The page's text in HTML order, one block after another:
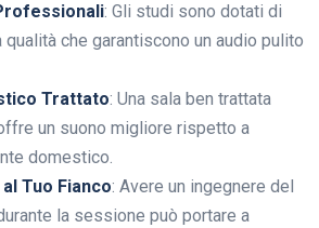
: Gli studi sono dotati di
che garantiscono un audio pulito
Trattato: Una sala ben trattata
un suono migliore rispetto a
domestico.
Tuo Fianco: Avere un ingegnere del
la sessione può portare a